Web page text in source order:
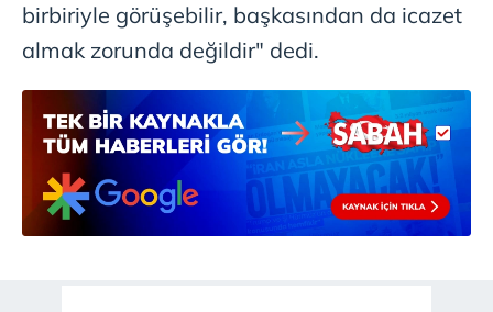
birbiriyle görüşebilir, başkasından da icazet
almak zorunda değildir" dedi.